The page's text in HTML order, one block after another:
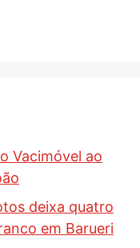
Vacimóvel ao
deixa quatro
em Barueri